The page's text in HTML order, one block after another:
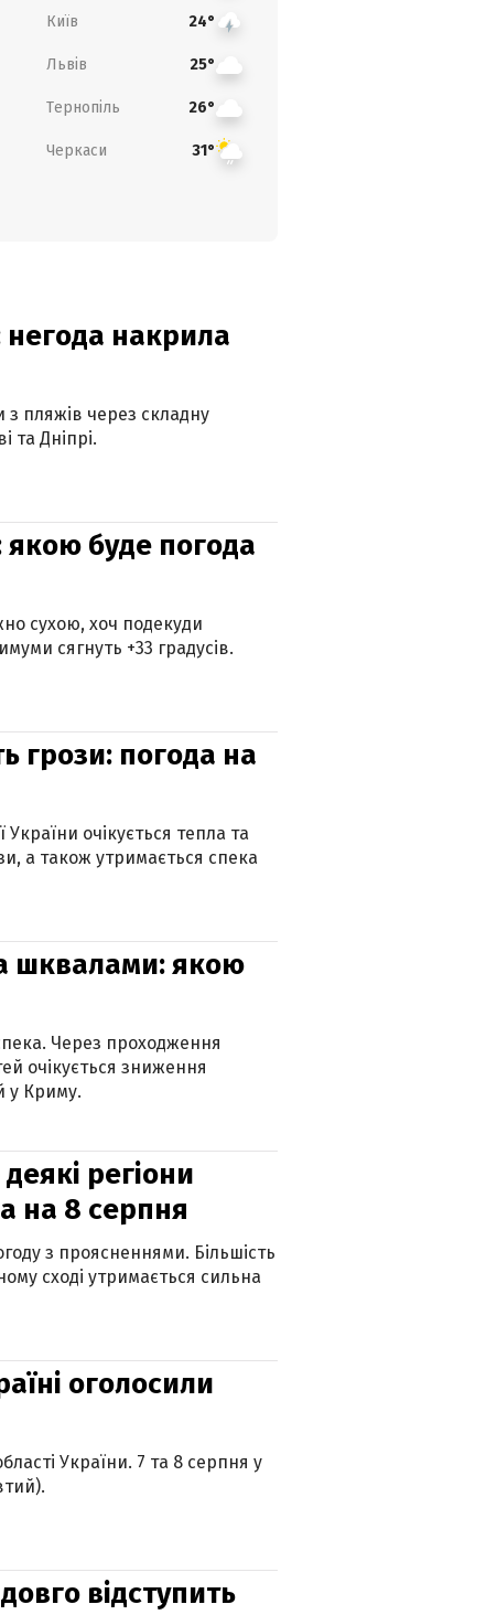
Київ 24°
Львів 25°
Тернопіль 26°
Черкаси 31°
негода накрила
з пляжів через складну
та Дніпрі.
якою буде погода
сухою, хоч подекуди
сягнуть +33 градусів.
грози: погода на
очікується тепла та
а також утримається спека
шквалами: якою
Через проходження
очікується зниження
у Криму.
регіони
на 8 серпня
з проясненнями. Більшість
сході утримається сильна
оголосили
України. 7 та 8 серпня у
відступить